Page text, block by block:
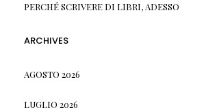
PERCHÉ SCRIVERE DI LIBRI, ADESSO
ARCHIVES
AGOSTO 2026
LUGLIO 2026